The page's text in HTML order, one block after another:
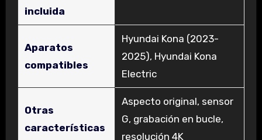
incluida
Aparatos
compatibles
‎Hyundai Kona (2023-
2025), Hyundai Kona
Electric
Otras
características
‎Aspecto original, sensor
G, grabación en bucle,
resolución 4K